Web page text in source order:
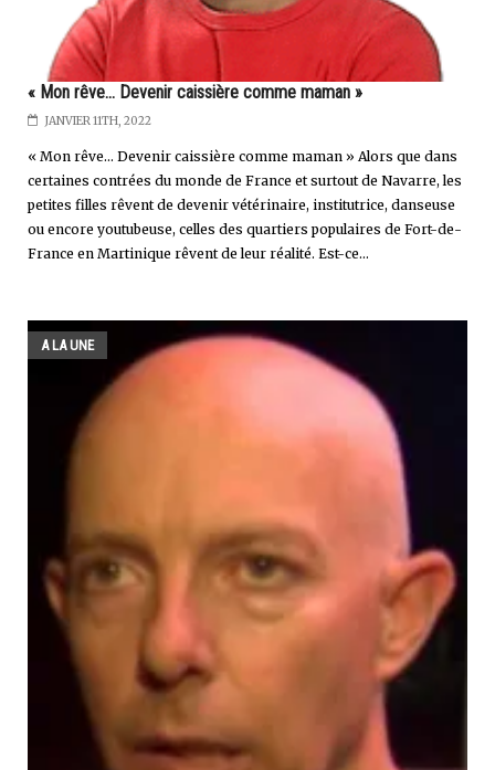
« Mon rêve... Devenir caissière comme maman »
JANVIER 11TH, 2022
« Mon rêve... Devenir caissière comme maman » Alors que dans
certaines contrées du monde de France et surtout de Navarre, les
petites filles rêvent de devenir vétérinaire, institutrice, danseuse
ou encore youtubeuse, celles des quartiers populaires de Fort-de-
France en Martinique rêvent de leur réalité. Est-ce...
A LA UNE